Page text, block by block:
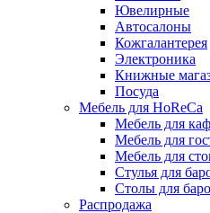
Ювелирные
Автосалоны
Кожгалантерея
Электроника
Книжные
Посуда
Мебель для HoReCa
Мебель для
Мебель для
Мебель для
Стулья для
Столы для
Распродажа